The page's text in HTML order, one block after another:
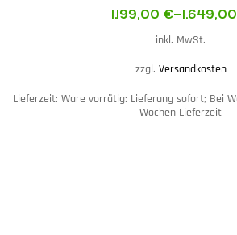
1.199,00 €–1.649,00
inkl. MwSt.
zzgl. Versandkosten
Lieferzeit: Ware vorrätig: Lieferung sofort; Bei
Wochen Lieferzeit